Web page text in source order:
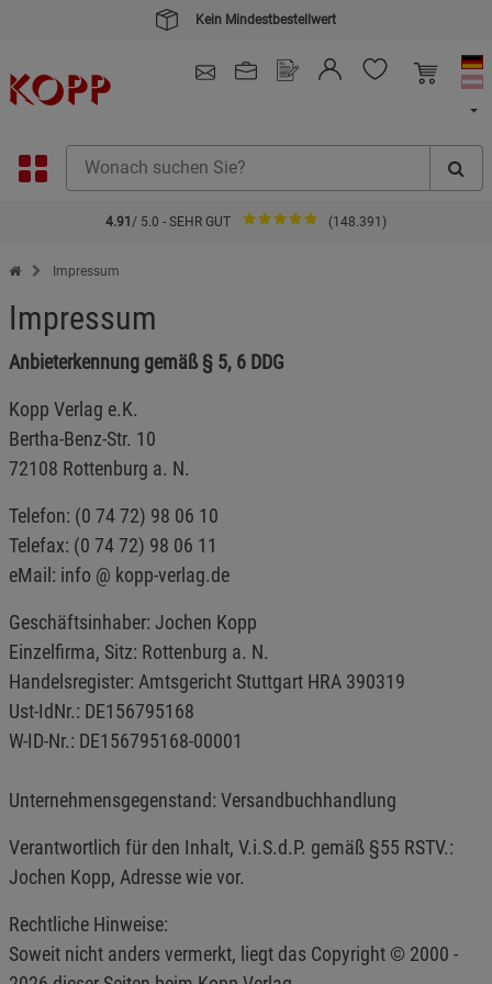
Kein Mindestbestellwert
4.91 / 5.0 - SEHR GUT (148.391)
Zur Startseite des Kopp Verlag Online-Shop
Impressum
Impressum
Anbieterkennung gemäß § 5, 6 DDG
Kopp Verlag e.K.
Bertha-Benz-Str. 10
72108 Rottenburg a. N.
Telefon: (0 74 72) 98 06 10
Telefax: (0 74 72) 98 06 11
eMail: info @ kopp-verlag.de
Geschäftsinhaber: Jochen Kopp
Einzelfirma, Sitz: Rottenburg a. N.
Handelsregister: Amtsgericht Stuttgart HRA 390319
Ust-IdNr.: DE156795168
W-ID-Nr.: DE156795168-00001
Unternehmensgegenstand: Versandbuchhandlung
Verantwortlich für den Inhalt, V.i.S.d.P. gemäß §55 RSTV.:
Jochen Kopp, Adresse wie vor.
Rechtliche Hinweise:
Soweit nicht anders vermerkt, liegt das Copyright © 2000 -